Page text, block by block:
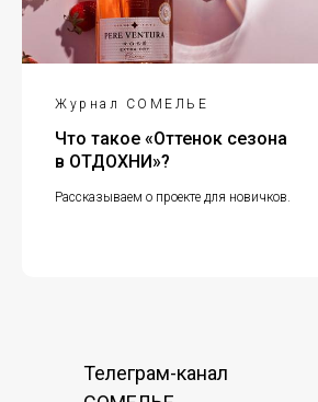
Журнал СОМЕЛЬЕ
Что такое «Оттенок сезона
в ОТДОХНИ»?
Рассказываем о проекте для новичков.
Телеграм-канал